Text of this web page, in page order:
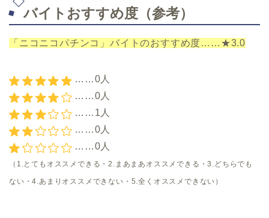
バイトおすすめ度（参考）
「ニコニコパチンコ」バイトのおすすめ度……★3.0
……0人
……0人
……1人
……0人
……0人
（1.とてもオススメできる・2.まあまあオススメできる・3.どちらでも
ない・4.あまりオススメできない・5.全くオススメできない）